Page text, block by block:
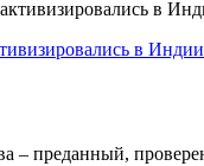
в Индии